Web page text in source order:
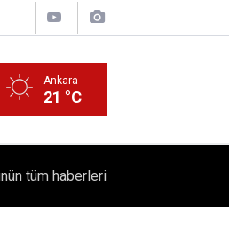
Ankara
21 °C
tüm haberleri